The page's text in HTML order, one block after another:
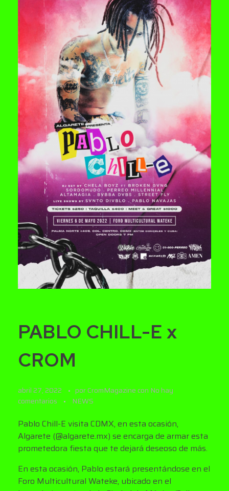
CROM AGENCY
PABLO CHILL-E x
CROM
abril 27, 2022 porCromMagazinecon No hay
comentarios
NEWS
Pablo Chill-E visita CDMX, en esta ocasión,
Algarete (@algarete.mx) se encarga de armar esta
prometedora fiesta que te dejará deseoso de más.
En esta ocasión, Pablo estará presentándose en el
Foro Multicultural Wateke, ubicado en el